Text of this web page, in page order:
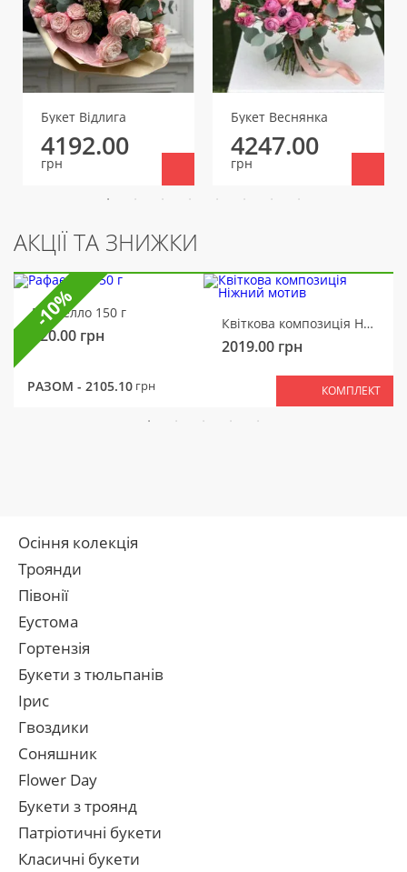
Букет Відлига
4192.00
грн
Букет Веснянка
4247.00
грн
АКЦІЇ ТА ЗНИЖКИ
Рафаелло 150 г
320.00 грн
Квіткова композиція Ніжний мотив
2019.00 грн
РАЗОМ - 2105.10 грн КОМПЛЕКТ
-10%
Осіння колекція
Троянди
Півонії
Еустома
Гортензія
Букети з тюльпанів
Ірис
Гвоздики
Соняшник
Flower Day
Букети з троянд
Патріотичні букети
Класичні букети